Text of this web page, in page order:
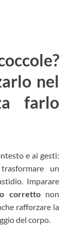
nel
farlo
e ai gesti:
un
Imparare
correttonon
rafforzare la
del corpo.